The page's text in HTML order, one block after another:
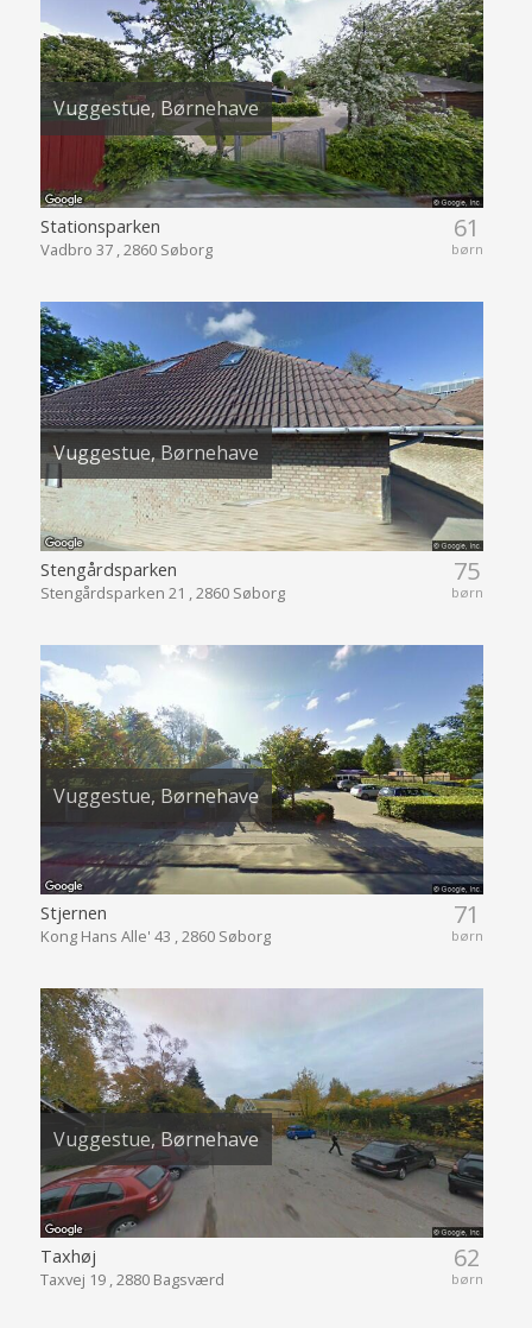
Vuggestue, Børnehave
61
børn
Stationsparken
Vadbro 37 , 2860 Søborg
Vuggestue, Børnehave
75
børn
Stengårdsparken
Stengårdsparken 21 , 2860 Søborg
Vuggestue, Børnehave
71
børn
Stjernen
Kong Hans Alle' 43 , 2860 Søborg
Vuggestue, Børnehave
62
børn
Taxhøj
Taxvej 19 , 2880 Bagsværd